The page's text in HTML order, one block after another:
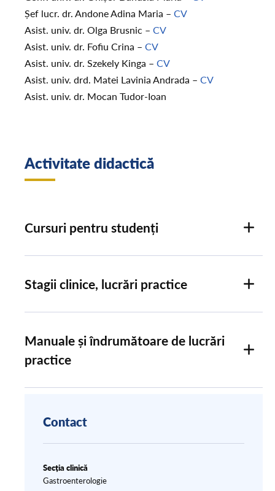
Șef lucr. dr. Andone Adina Maria – CV
Asist. univ. dr. Olga Brusnic – CV
Asist. univ. dr. Fofiu Crina – CV
Asist. univ. dr. Szekely Kinga – CV
Asist. univ. drd. Matei Lavinia Andrada – CV
Asist. univ. dr. Mocan Tudor-Ioan
Activitate didactică
Cursuri pentru studenți
Stagii clinice, lucrări practice
Manuale și îndrumătoare de lucrări
practice
Contact
Secția clinică
Gastroenterologie